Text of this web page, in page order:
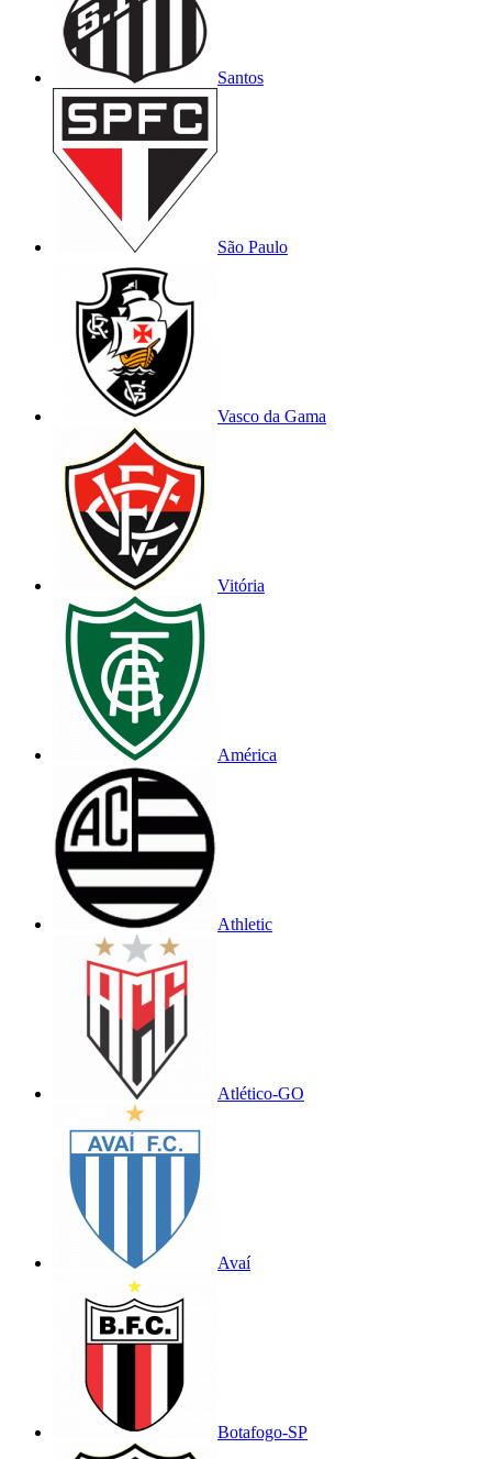
Santos
São Paulo
Vasco da Gama
Vitória
América
Athletic
Atlético-GO
Avaí
Botafogo-SP